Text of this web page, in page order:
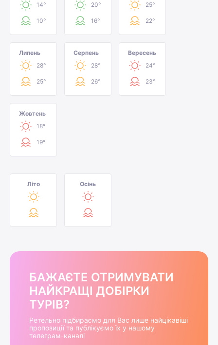
14°
10°
20°
16°
25°
22°
Липень
28°
25°
Серпень
28°
26°
Вересень
24°
23°
Жовтень
18°
19°
Літо Осінь
БАЖАЄТЕ ОТРИМУВАТИ
НАЙКРАЩІ ДОБІРКИ
ТУРІВ?
Ретельно підбираємо для Вас лише найцікавіші
пропозиції та публікуємо їх у нашому
телеграм-каналі